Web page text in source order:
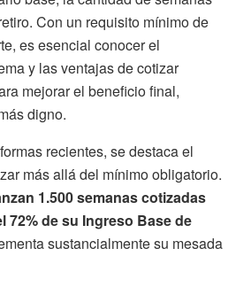
Con un requisito mínimo de
es esencial conocer el
y las ventajas de cotizar
mejorar el beneficio final,
digno.
recientes, se destaca el
más allá del mínimo obligatorio.
1.500 semanas cotizadas
72% de su Ingreso Base de
sustancialmente su mesada